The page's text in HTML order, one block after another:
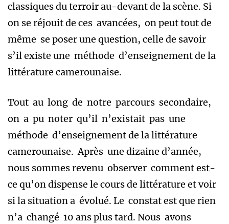
classiques du terroir au-devant de la scène. Si
on se réjouit de ces avancées, on peut tout de
même se poser une question, celle de savoir
s’il existe une méthode d’enseignement de la
littérature camerounaise.
Tout au long de notre parcours secondaire,
on a pu noter qu’il n’existait pas une
méthode d’enseignement de la littérature
camerounaise. Après une dizaine d’année,
nous sommes revenu observer comment est-
ce qu’on dispense le cours de littérature et voir
si la situation a évolué. Le constat est que rien
n’a changé 10 ans plus tard. Nous avons